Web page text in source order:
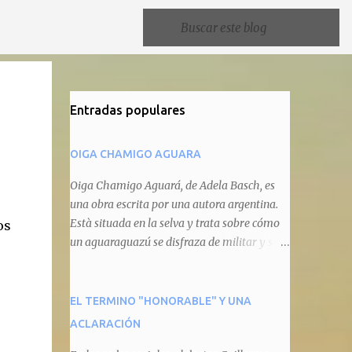
Entradas populares
OIGA CHAMIGO AGUARA
Oiga Chamigo Aguará, de Adela Basch, es
una obra escrita por una autora argentina.
Està situada en la selva y trata sobre cómo
un aguaraguazú se disfraza de militar y se
animal que pretenda circular por ahí. En
primera instancia aparece Teteu, el tero,
EL TERMINO "HONORABLE" Y UNA
ACLARACIÓN